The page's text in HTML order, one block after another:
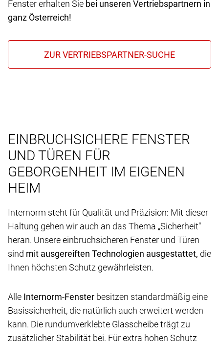
Fenster erhalten Sie bei unseren Vertriebspartnern in
ganz Österreich!
EINBRUCHSICHERE FENSTER
UND TÜREN FÜR
GEBORGENHEIT IM EIGENEN
HEIM
Internorm steht für Qualität und Präzision: Mit dieser
Haltung gehen wir auch an das Thema „Sicherheit“
heran. Unsere einbruchsicheren Fenster und Türen
sind mit ausgereiften Technologien ausgestattet, die
Ihnen höchsten Schutz gewährleisten.
Alle Internorm-Fenster besitzen standardmäßig eine
Basissicherheit, die natürlich auch erweitert werden
kann. Die rundumverklebte Glasscheibe trägt zu
zusätzlicher Stabilität bei. Für extra hohen Schutz